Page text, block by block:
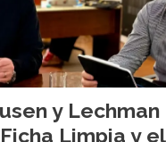
y Lechman
Limpia y el